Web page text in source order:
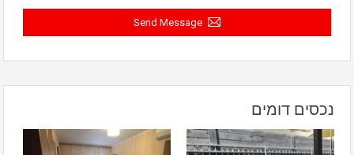
Send Message
נכסים דומים